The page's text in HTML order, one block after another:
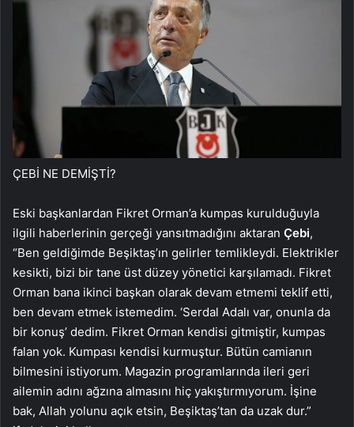
ÇEBİ NE DEMİŞTİ?
Eski başkanlardan Fikret Orman’a kumpas kurulduğuyla
ilgili haberlerinin gerçeği yansıtmadığını aktaran Çebi,
“Ben geldiğimde Beşiktaş’ın gelirler temlikleydi. Elektrikler
kesikti, bizi bir tane üst düzey yönetici karşılamadı. Fikret
Orman bana ikinci başkan olarak devam etmemi teklif etti,
ben devam etmek istemedim. ‘Serdal Adalı var, onunla da
bir konuş’ dedim. Fikret Orman kendisi gitmiştir, kumpas
falan yok. Kumpası kendisi kurmuştur. Bütün camianın
bilmesini istiyorum. Magazin programlarında ileri geri
ailemin adını ağzına almasını hiç yakıştırmıyorum. İşine
bak, Allah yolunu açık etsin, Beşiktaş’tan da uzak dur.”